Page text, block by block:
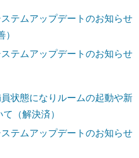
ステムアップデートのお知らせ
ステムアップデートのお知らせ
状態になりルームの起動や新
（解決済）
ステムアップデートのお知らせ